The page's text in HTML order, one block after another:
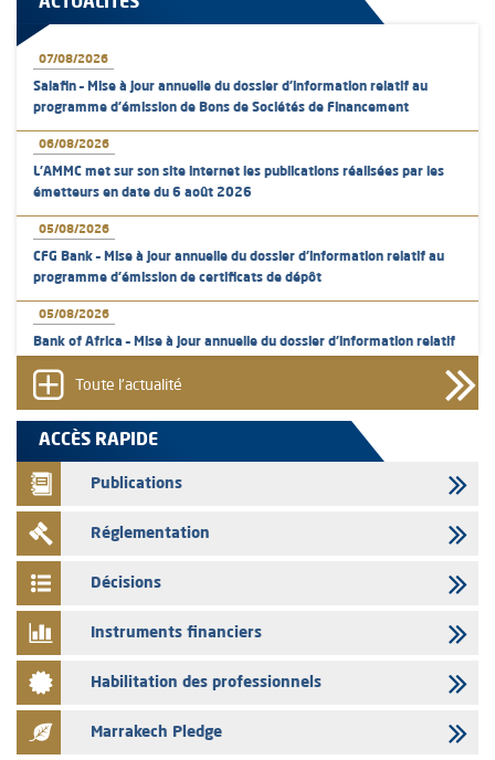
07/08/2026
Salafin – Mise à jour annuelle du dossier d’information relatif au
programme d'émission de Bons de Sociétés de Financement
06/08/2026
L’AMMC met sur son site internet les publications réalisées par les
émetteurs en date du 6 août 2026
05/08/2026
CFG Bank – Mise à jour annuelle du dossier d’information relatif au
programme d'émission de certificats de dépôt
05/08/2026
Bank of Africa – Mise à jour annuelle du dossier d’information relatif
05/08/2026
L’AMMC met sur son site internet les publications réalisées par les
émetteurs en date du 5 août 2026
04/08/2026
L’AMMC met sur son site internet les publications réalisées par les
émetteurs en date du 4 août 2026
Saham Bank – Mise à jour annuelle du dossier d’information relatif au
03/08/2026
L’AMMC met sur son site internet les publications réalisées par les
émetteurs en date du 3 août 2026
03/08/2026
Toute l'actualité
ACCÈS RAPIDE
Publications
Réglementation
Décisions
Instruments financiers
Habilitation des professionnels
Marrakech Pledge